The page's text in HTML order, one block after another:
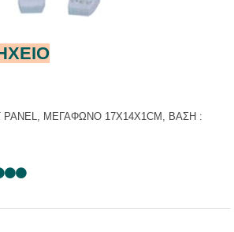
PANEL, ΜΕΓΑΦΩΝΟ 17X14X1CM, ΒΑΣΗ :